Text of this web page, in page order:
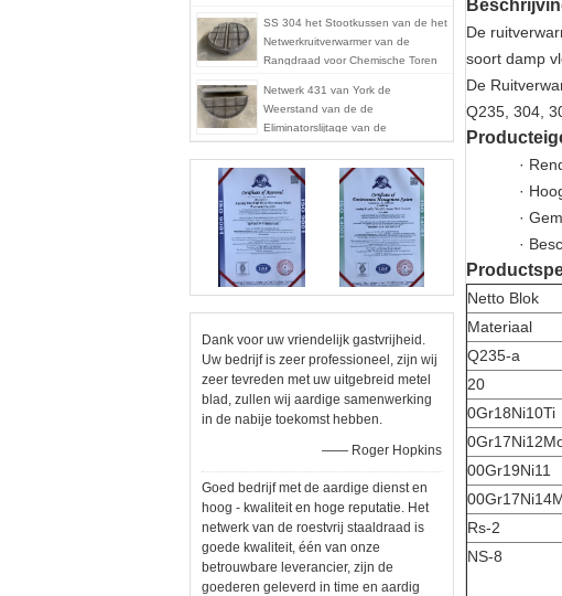
SS 304 het Stootkussen van de het
Netwerkruitverwarmer van de
Rangdraad voor Chemische Toren
Netwerk 431 van York de
Weerstand van de de
Eliminatorslijtage van de
Ruitverwarmermist voor Chemische
Dank voor uw vriendelijk gastvrijheid.
Uw bedrijf is zeer professioneel, zijn wij
zeer tevreden met uw uitgebreid metel
blad, zullen wij aardige samenwerking
in de nabije toekomst hebben.
—— Roger Hopkins
Goed bedrijf met de aardige dienst en
hoog - kwaliteit en hoge reputatie. Het
netwerk van de roestvrij staaldraad is
goede kwaliteit, één van onze
betrouwbare leverancier, zijn de
goederen geleverd in time en aardig
De
soort damp
De
Q235, 304,
·
·
·
·
Netto Blok
Materiaal
Q235-a
20
0Gr18Ni10Ti
00Gr19Ni11
Rs-2
NS-8